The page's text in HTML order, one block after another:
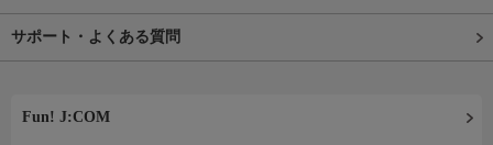
サポート・よくある質問
Fun! J:COM